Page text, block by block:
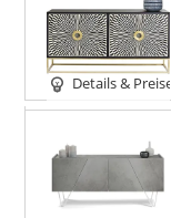
Details & Preise